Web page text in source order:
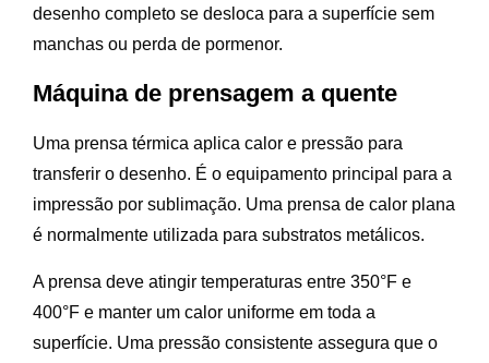
desenho completo se desloca para a superfície sem
manchas ou perda de pormenor.
Máquina de prensagem a quente
Uma prensa térmica aplica calor e pressão para
transferir o desenho. É o equipamento principal para a
impressão por sublimação. Uma prensa de calor plana
é normalmente utilizada para substratos metálicos.
A prensa deve atingir temperaturas entre 350°F e
400°F e manter um calor uniforme em toda a
superfície. Uma pressão consistente assegura que o